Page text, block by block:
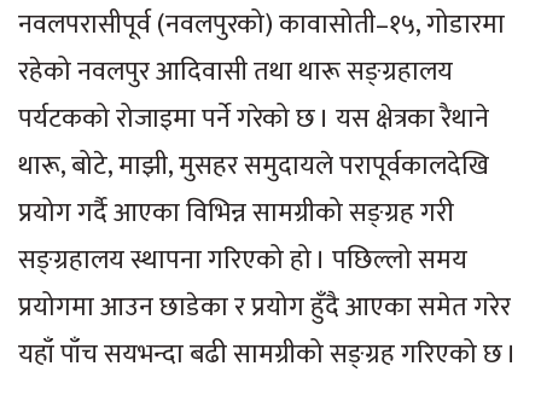
नवलपरासीपूर्व (नवलपुरको) कावासोती–१५, गोडारमा
रहेको नवलपुर आदिवासी तथा थारू सङ्ग्रहालय
पर्यटकको रोजाइमा पर्ने गरेको छ । यस क्षेत्रका रैथाने
थारू, बोटे, माझी, मुसहर समुदायले परापूर्वकालदेखि
प्रयोग गर्दै आएका विभिन्न सामग्रीको सङ्ग्रह गरी
सङ्ग्रहालय स्थापना गरिएको हो । पछिल्लो समय
प्रयोगमा आउन छाडेका र प्रयोग हुँदै आएका समेत गरेर
यहाँ पाँच सयभन्दा बढी सामग्रीको सङ्ग्रह गरिएको छ ।